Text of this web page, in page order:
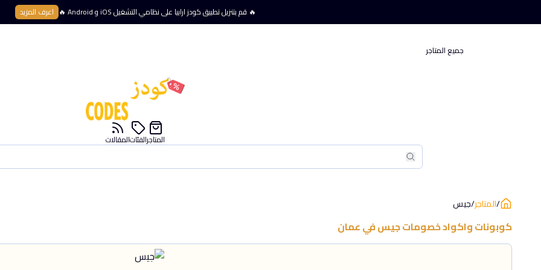
🔥 قم بتنزيل تطبيق كودز ارابيا على نظامي التشغيل iOS و Android 🔥 اعرف المزيد
جميع المتاجر
بحث
بحث
المتاجرالفئاتالمقالات
/المتاجر/جيس
كوبونات واكواد خصوماتجيسفيعمان